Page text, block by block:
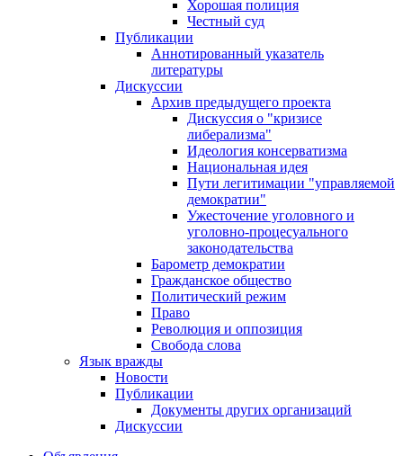
Хорошая полиция
Честный суд
Публикации
Аннотированный указатель
литературы
Дискуссии
Архив предыдущего проекта
Дискуссия о "кризисе
либерализма"
Идеология консерватизма
Национальная идея
Пути легитимации "управляемой
демократии"
Ужесточение уголовного и
уголовно-процесуального
законодательства
Барометр демократии
Гражданское общество
Политический режим
Право
Революция и оппозиция
Свобода слова
Язык вражды
Новости
Публикации
Документы других организаций
Дискуссии